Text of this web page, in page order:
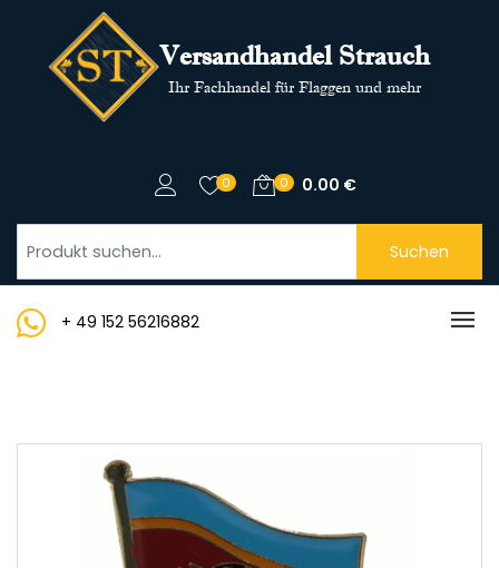
Versandhandel Strauch
Ihr Fachhandel für Flaggen und mehr
0 0 0.00 €
Suchen
+ 49 152 56216882